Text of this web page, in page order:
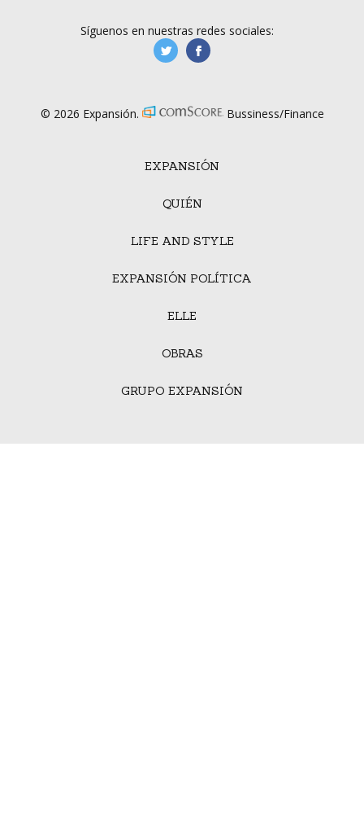
EXPANSIÓN
QUIÉN
LIFE AND STYLE
EXPANSIÓN POLÍTICA
ELLE
OBRAS
GRUPO EXPANSIÓN
Síguenos en nuestras redes sociales:
manufacturaGE
© 2026 Expansión. Bussiness/Finance